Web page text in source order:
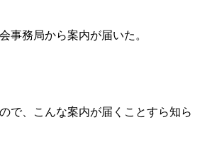
事務局から案内が届いた。
で、こんな案内が届くことすら知ら